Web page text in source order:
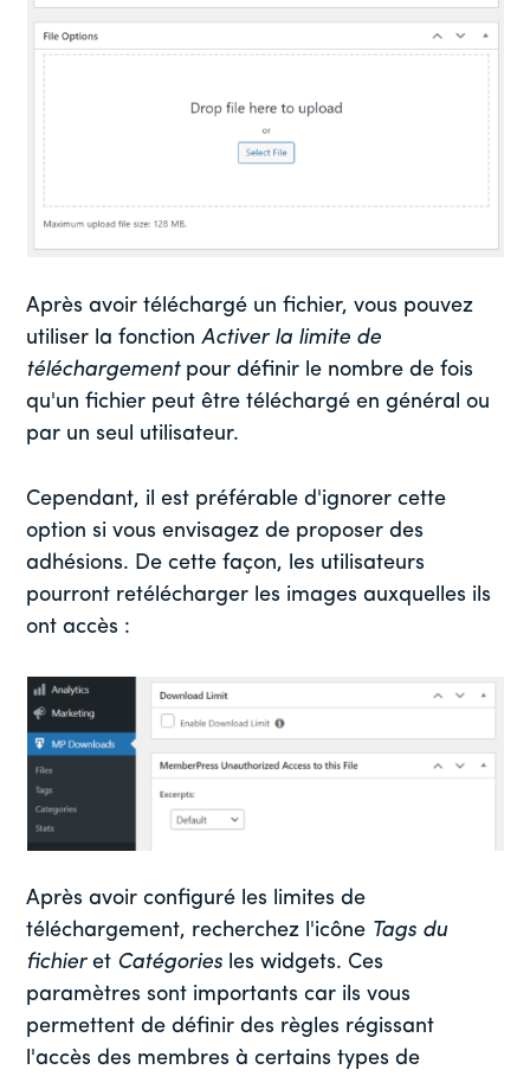
Après avoir téléchargé un fichier, vous pouvez
utiliser la fonctionActiver la limite de
téléchargement pour définir le nombre de fois
qu'un fichier peut être téléchargé en général ou
par un seul utilisateur.
Cependant, il est préférable d'ignorer cette
option si vous envisagez de proposer des
adhésions. De cette façon, les utilisateurs
pourront retélécharger les images auxquelles ils
ont accès :
Après avoir configuré les limites de
téléchargement, recherchez l'icône Tags du
fichieret Catégories les widgets. Ces
paramètres sont importants car ils vous
permettent de définir des règles régissant
l'accès des membres à certains types de